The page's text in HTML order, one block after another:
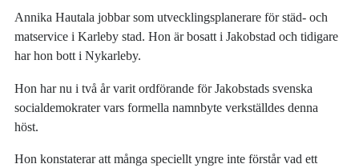
Annika Hautala jobbar som utvecklingsplanerare för städ- och
matservice i Karleby stad. Hon är bosatt i Jakobstad och tidigare
har hon bott i Nykarleby.
Hon har nu i två år varit ordförande för Jakobstads svenska
socialdemokrater vars formella namnbyte verkställdes denna
höst.
Hon konstaterar att många speciellt yngre inte förstår vad ett